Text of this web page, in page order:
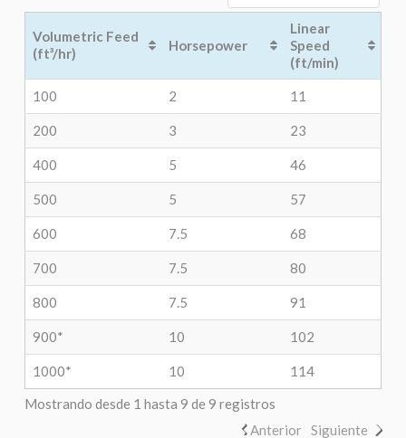
Volumetric Feed
(ft³/hr)
Horsepower
Linear
Speed
(ft/min)
100 2 11
200 3 23
400 5 46
500 5 57
600 7.5 68
700 7.5 80
800 7.5 91
900* 10 102
1000* 10
114
Mostrando desde 1 hasta 9 de 9 registros
Anterior Siguiente